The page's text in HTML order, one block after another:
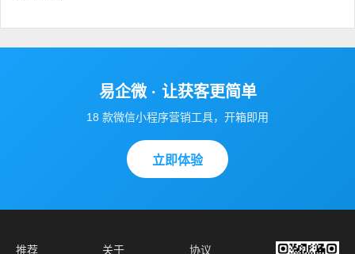
易企微 · 让获客更简单
18 款微信小程序营销工具，开箱即用
立即体验
推荐 关于 协议